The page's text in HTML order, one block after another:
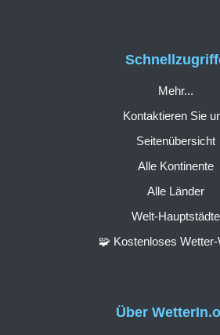
Über
Mehr...
Kontaktieren Sie
Seitenübersicht
Alle Kontinente
Alle Länder
Welt-Hauptstädte
🧩 Kostenloses Wetter-